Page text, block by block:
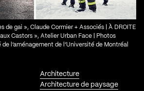
Architecture
Architecture de paysage
de gai », Claude Cormier + Associés | À DROITE
Castors », Atelier Urban Face | Photos
l’aménagement de l’Université de Montréal